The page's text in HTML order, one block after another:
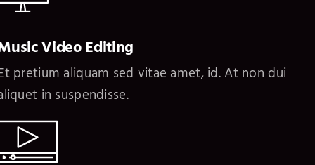
Video Editing
pretium aliquam sed vitae amet, id. At non dui
in suspendisse.